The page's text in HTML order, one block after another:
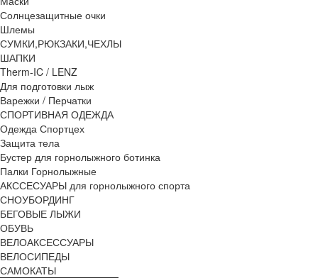
Солнцезащитные очки
Шлемы
СУМКИ,РЮКЗАКИ,ЧЕХЛЫ
ШАПКИ
Therm-IC / LENZ
Для подготовки лыж
Варежки / Перчатки
СПОРТИВНАЯ ОДЕЖДА
Одежда Спортцех
Защита тела
Бустер для горнолыжного ботинка
Палки Горнолыжные
АКССЕСУАРЫ для горнолыжного спорта
СНОУБОРДИНГ
БЕГОВЫЕ ЛЫЖИ
ОБУВЬ
ВЕЛОАКСЕССУАРЫ
ВЕЛОСИПЕДЫ
САМОКАТЫ